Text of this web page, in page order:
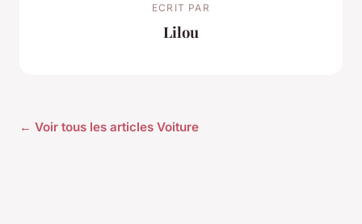
ECRIT PAR
Lilou
← Voir tous les articles Voiture